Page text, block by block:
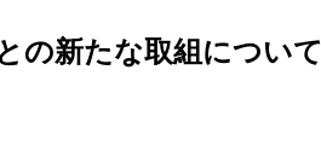
の新たな取組について